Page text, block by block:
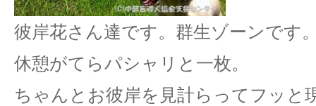
彼岸花さん達です。群生ゾーンです
休憩がてらパシャリと一枚。
ちゃんとお彼岸を見計らってフッと